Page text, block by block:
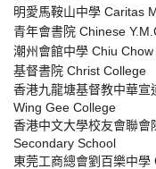
明愛馬鞍山中學 Caritas
青年會書院 Chinese
潮州會館中學 Chiu
基督書院 Christ College
香港九龍塘基督教中華宣
Wing Gee College
香港中文大學校友會聯會
Secondary School
東莞工商總會劉百樂中